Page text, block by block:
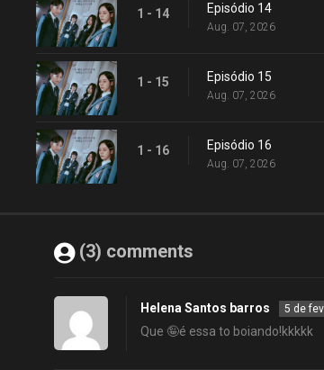
1 - 14 Episódio 14
Aug. 07, 2026
1 - 15 Episódio 15
Aug. 07, 2026
1 - 16 Episódio 16
Aug. 07, 2026
(3) comments
Helena Santos barros 5 de
Que 🤪é essa to boiando!kkkkk